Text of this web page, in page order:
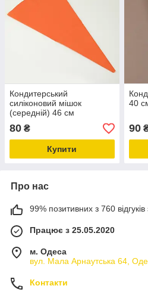
Кондитерський
силіконовий мішок
(середній) 46 см
80 ₴
Купити
40
90
Про нас
99% позитивних з 760 відгуків
Працює з 25.05.2020
м. Одеса
вул. Мала Арнаутська 64,
Контакти